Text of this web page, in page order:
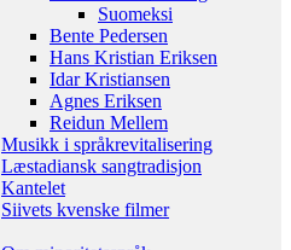
Suomeksi
Bente Pedersen
Hans Kristian Eriksen
Idar Kristiansen
Agnes Eriksen
Reidun Mellem
Musikk i språkrevitalisering
Læstadiansk sangtradisjon
Kantelet
Siivets kvenske filmer